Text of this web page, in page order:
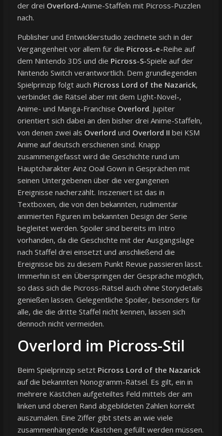
der drei Overlord-Anime-Staffeln mit Picross-Puzzlen
nach.
Publisher und Entwicklerstudio zeichnete sich in der
Vergangenheit vor allem für die Picross-e-Reihe auf
dem Nintendo 3DS und die Picross-S-Spiele auf der
Nintendo Switch verantwortlich. Dem grundlegenden
Spielprinzip folgt auch Picross Lord of the Nazarick,
verbindet die Rätsel aber mit dem Light-Novel-,
Anime- und Manga-Franchise Overlord. Jupiter
orientiert sich dabei an den bisher drei Anime-Staffeln,
von denen zwei als Overlord und Overlord II bei KSM
Anime auf deutsch erschienen sind. Knapp
zusammengefasst wird die Geschichte rund um
Hauptcharakter Ainz Ooal Gown in Gesprächen mit
seinen Untergebenen über die vergangenen
Ereignisse nacherzählt. Inszeniert ist das in
Textboxen, die von den bekannten, rudimentär
animierten Figuren im bekannten Design der Serie
begleitet werden. Spoiler sind bereits im Intro
vorhanden, da die Geschichte mit der Ausgangslage
nach Staffel drei einsetzt und anschließend die
Ereignisse bis zu diesem Punkt Revue passieren lässt.
Immerhin ist ein Überspringen der Gespräche möglich,
so dass sich die Picross-Rätsel auch ohne Storydetails
genießen lassen. Gelegentliche Spoiler, besonders für
alle, die die dritte Staffel nicht kennen, lassen sich
dennoch nicht vermeiden.
Overlord im Picross-Stil
Beim Spielprinzip setzt Picross Lord of the Nazarick
auf die bekannten Nonogramm-Rätsel. Es gilt, ein in
mehrere Kästchen aufgeteiltes Feld mittels der am
linken und oberen Rand abgebildeten Zahlen korrekt
auszumalen. Eine Ziffer gibt stets an wie viele
zusammenhängende Kästchen gefüllt werden müssen.